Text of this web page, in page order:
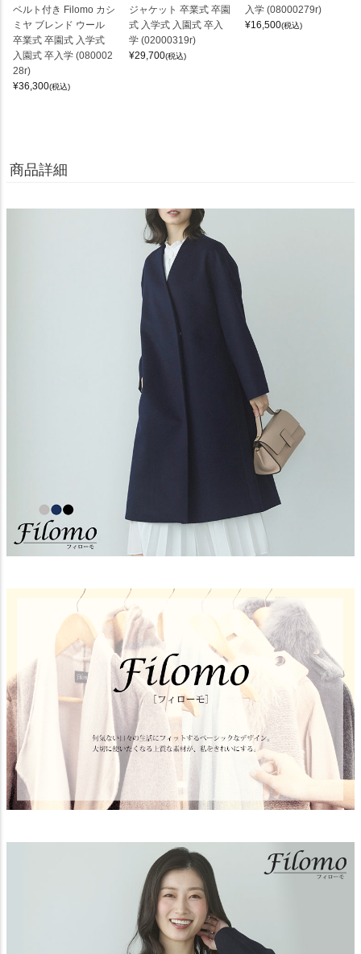
ベルト付き Filomo カシ
ミヤ ブレンド ウール
卒業式 卒園式 入学式
入園式 卒入学 (080002
28r)
¥36,300(税込)
ジャケット 卒業式 卒園
式 入学式 入園式 卒入
学 (02000319r)
¥29,700(税込)
入学 (08000279r)
¥16,500(税込)
商品詳細